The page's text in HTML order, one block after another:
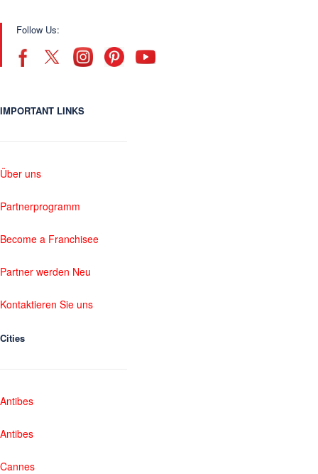
Follow Us:
IMPORTANT LINKS
Über uns
Partnerprogramm
Become a Franchisee
Partner werden Neu
Kontaktieren Sie uns
Cities
Antibes
Antibes
Cannes